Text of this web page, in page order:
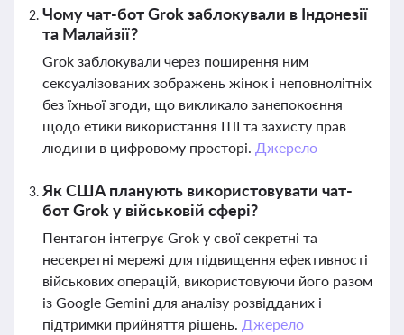
Чому чат-бот Grok заблокували в Індонезії
та Малайзії?
Grok заблокували через поширення ним
сексуалізованих зображень жінок і неповнолітніх
без їхньої згоди, що викликало занепокоєння
щодо етики використання ШІ та захисту прав
людини в цифровому просторі. Джерело
Як США планують використовувати чат-
бот Grok у військовій сфері?
Пентагон інтегрує Grok у свої секретні та
несекретні мережі для підвищення ефективності
військових операцій, використовуючи його разом
із Google Gemini для аналізу розвідданих і
підтримки прийняття рішень. Джерело